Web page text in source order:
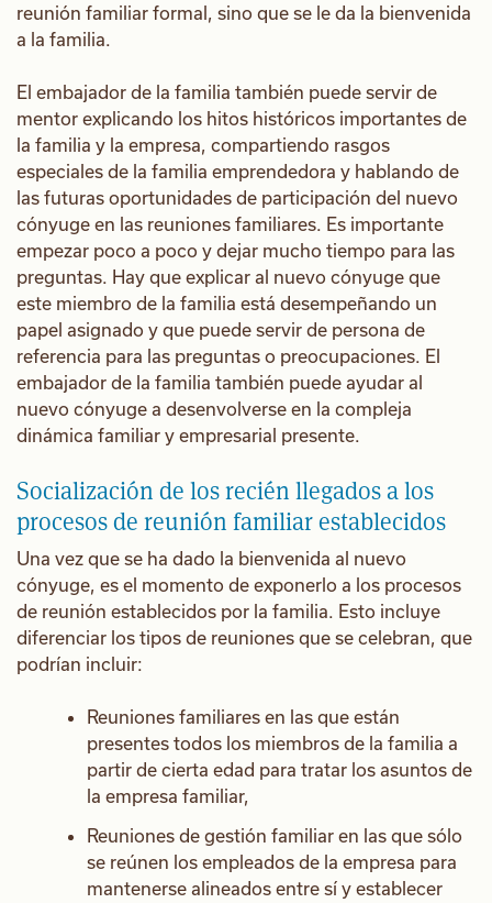
reunión familiar formal, sino que se le da la bienvenida
a la familia.
El embajador de la familia también puede servir de
mentor explicando los hitos históricos importantes de
la familia y la empresa, compartiendo rasgos
especiales de la familia emprendedora y hablando de
las futuras oportunidades de participación del nuevo
cónyuge en las reuniones familiares. Es importante
empezar poco a poco y dejar mucho tiempo para las
preguntas. Hay que explicar al nuevo cónyuge que
este miembro de la familia está desempeñando un
papel asignado y que puede servir de persona de
referencia para las preguntas o preocupaciones. El
embajador de la familia también puede ayudar al
nuevo cónyuge a desenvolverse en la compleja
dinámica familiar y empresarial presente.
Socialización de los recién llegados a los
procesos de reunión familiar establecidos
Una vez que se ha dado la bienvenida al nuevo
cónyuge, es el momento de exponerlo a los procesos
de reunión establecidos por la familia. Esto incluye
diferenciar los tipos de reuniones que se celebran, que
podrían incluir:
Reuniones familiares en las que están
presentes todos los miembros de la familia a
partir de cierta edad para tratar los asuntos de
la empresa familiar,
Reuniones de gestión familiar en las que sólo
se reúnen los empleados de la empresa para
mantenerse alineados entre sí y establecer